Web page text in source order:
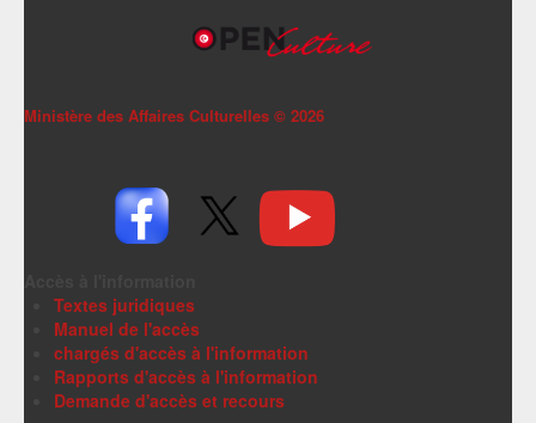
Ministère des Affaires Culturelles © 2026
Textes juridiques
Manuel de l'accès
chargés d'accès à l'information
Rapports d'accès à l'information
Demande d'accès et recours